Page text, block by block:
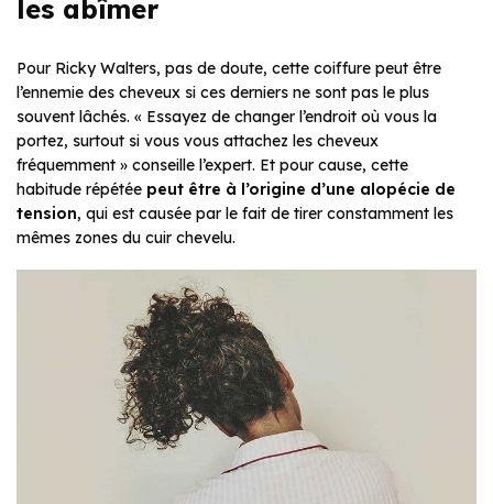
les abîmer
Pour Ricky Walters, pas de doute, cette coiffure peut être
l’ennemie des cheveux si ces derniers ne sont pas le plus
souvent lâchés. « Essayez de changer l’endroit où vous la
portez, surtout si vous vous attachez les cheveux
fréquemment » conseille l’expert. Et pour cause, cette
habitude répétée peut être à l’origine d’une alopécie de
tension, qui est causée par le fait de tirer constamment les
mêmes zones du cuir chevelu.